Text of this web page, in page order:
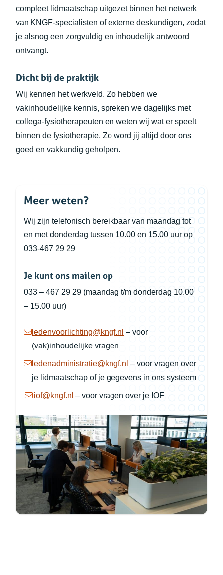
compleet lidmaatschap uitgezet binnen het netwerk
van KNGF‑specialisten of externe deskundigen, zodat
je alsnog een zorgvuldig en inhoudelijk antwoord
ontvangt.
Dicht bij de praktijk
Wij kennen het werkveld. Zo hebben we
vakinhoudelijke kennis, spreken we dagelijks met
collega-fysiotherapeuten en weten wij wat er speelt
binnen de fysiotherapie. Zo word jij altijd door ons
goed en vakkundig geholpen.
Meer weten?
Wij zijn telefonisch bereikbaar van maandag tot
en met donderdag tussen 10.00 en 15.00 uur op
033-467 29 29
Je kunt ons mailen op
033 – 467 29 29 (maandag t/m donderdag 10.00
– 15.00 uur)
ledenvoorlichting@kngf.nl (opent in nieuw tabblad)
– voor
(vak)inhoudelijke vragen
ledenadministratie@kngf.nl (opent in nieuw tabblad)
– voor vragen over
je lidmaatschap of je gegevens in ons systeem
iof@kngf.nl (opent in nieuw tabblad)
– voor vragen over je IOF